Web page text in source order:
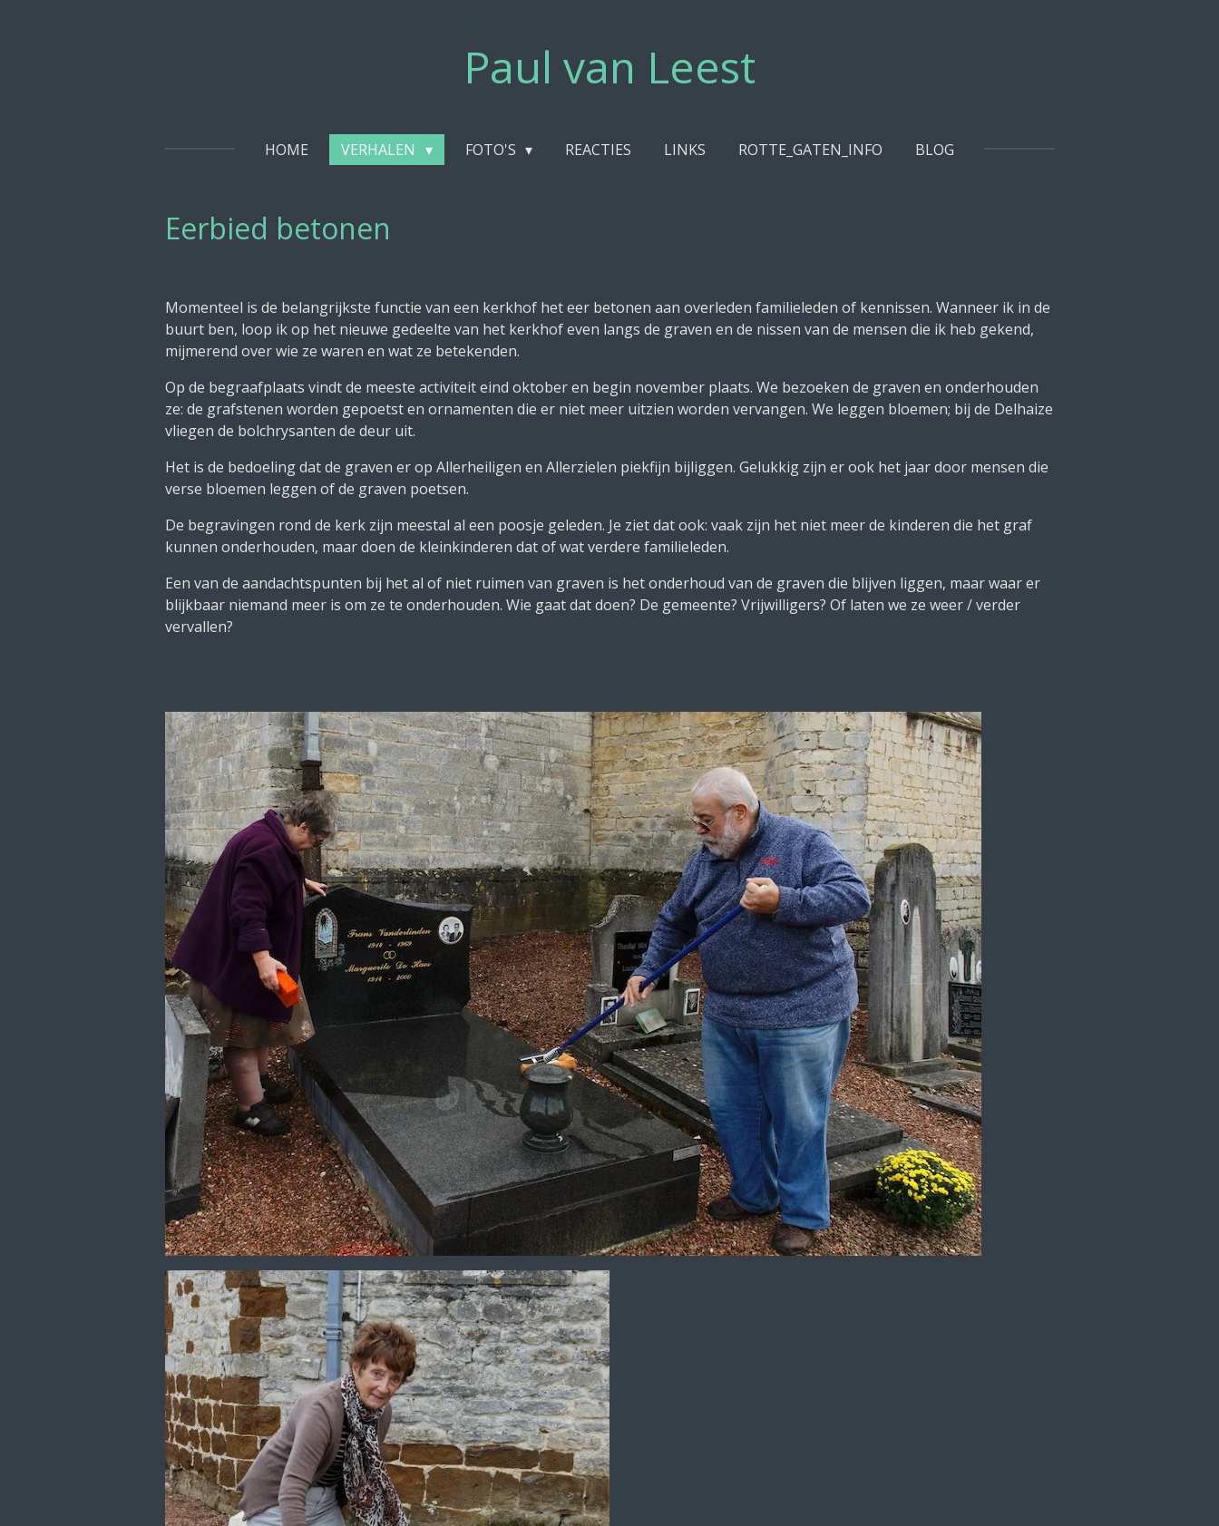
Paul van Leest
HOME VERHALEN FOTO'S REACTIES LINKS ROTTE_GATEN_INFO BLOG
Eerbied betonen
Momenteel is de belangrijkste functie van een kerkhof het eer betonen aan overleden familieleden of kennissen. Wanneer ik in de
buurt ben, loop ik op het nieuwe gedeelte van het kerkhof even langs de graven en de nissen van de mensen die ik heb gekend,
mijmerend over wie ze waren en wat ze betekenden.
Op de begraafplaats vindt de meeste activiteit eind oktober en begin november plaats. We bezoeken de graven en onderhouden
ze: de grafstenen worden gepoetst en ornamenten die er niet meer uitzien worden vervangen. We leggen bloemen; bij de Delhaize
vliegen de bolchrysanten de deur uit.
Het is de bedoeling dat de graven er op Allerheiligen en Allerzielen piekfijn bijliggen. Gelukkig zijn er ook het jaar door mensen die
verse bloemen leggen of de graven poetsen.
De begravingen rond de kerk zijn meestal al een poosje geleden. Je ziet dat ook: vaak zijn het niet meer de kinderen die het graf
kunnen onderhouden, maar doen de kleinkinderen dat of wat verdere familieleden.
Een van de aandachtspunten bij het al of niet ruimen van graven is het onderhoud van de graven die blijven liggen, maar waar er
blijkbaar niemand meer is om ze te onderhouden. Wie gaat dat doen? De gemeente? Vrijwilligers? Of laten we ze weer / verder
vervallen?